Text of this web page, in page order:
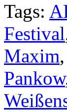
Tags:
Festival
Maxim,
Pankow